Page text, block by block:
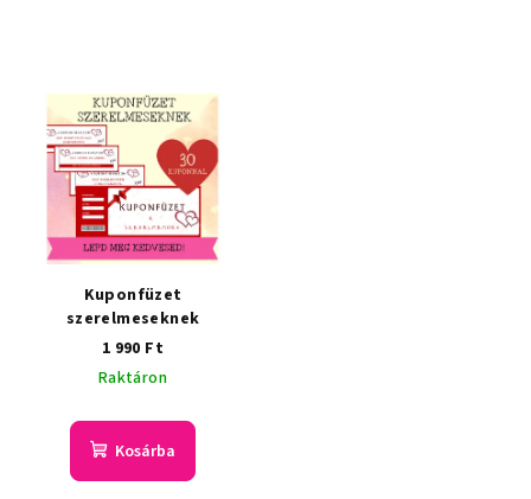
Kuponfüzet
szerelmeseknek
1 990 Ft
Raktáron
Kosárba